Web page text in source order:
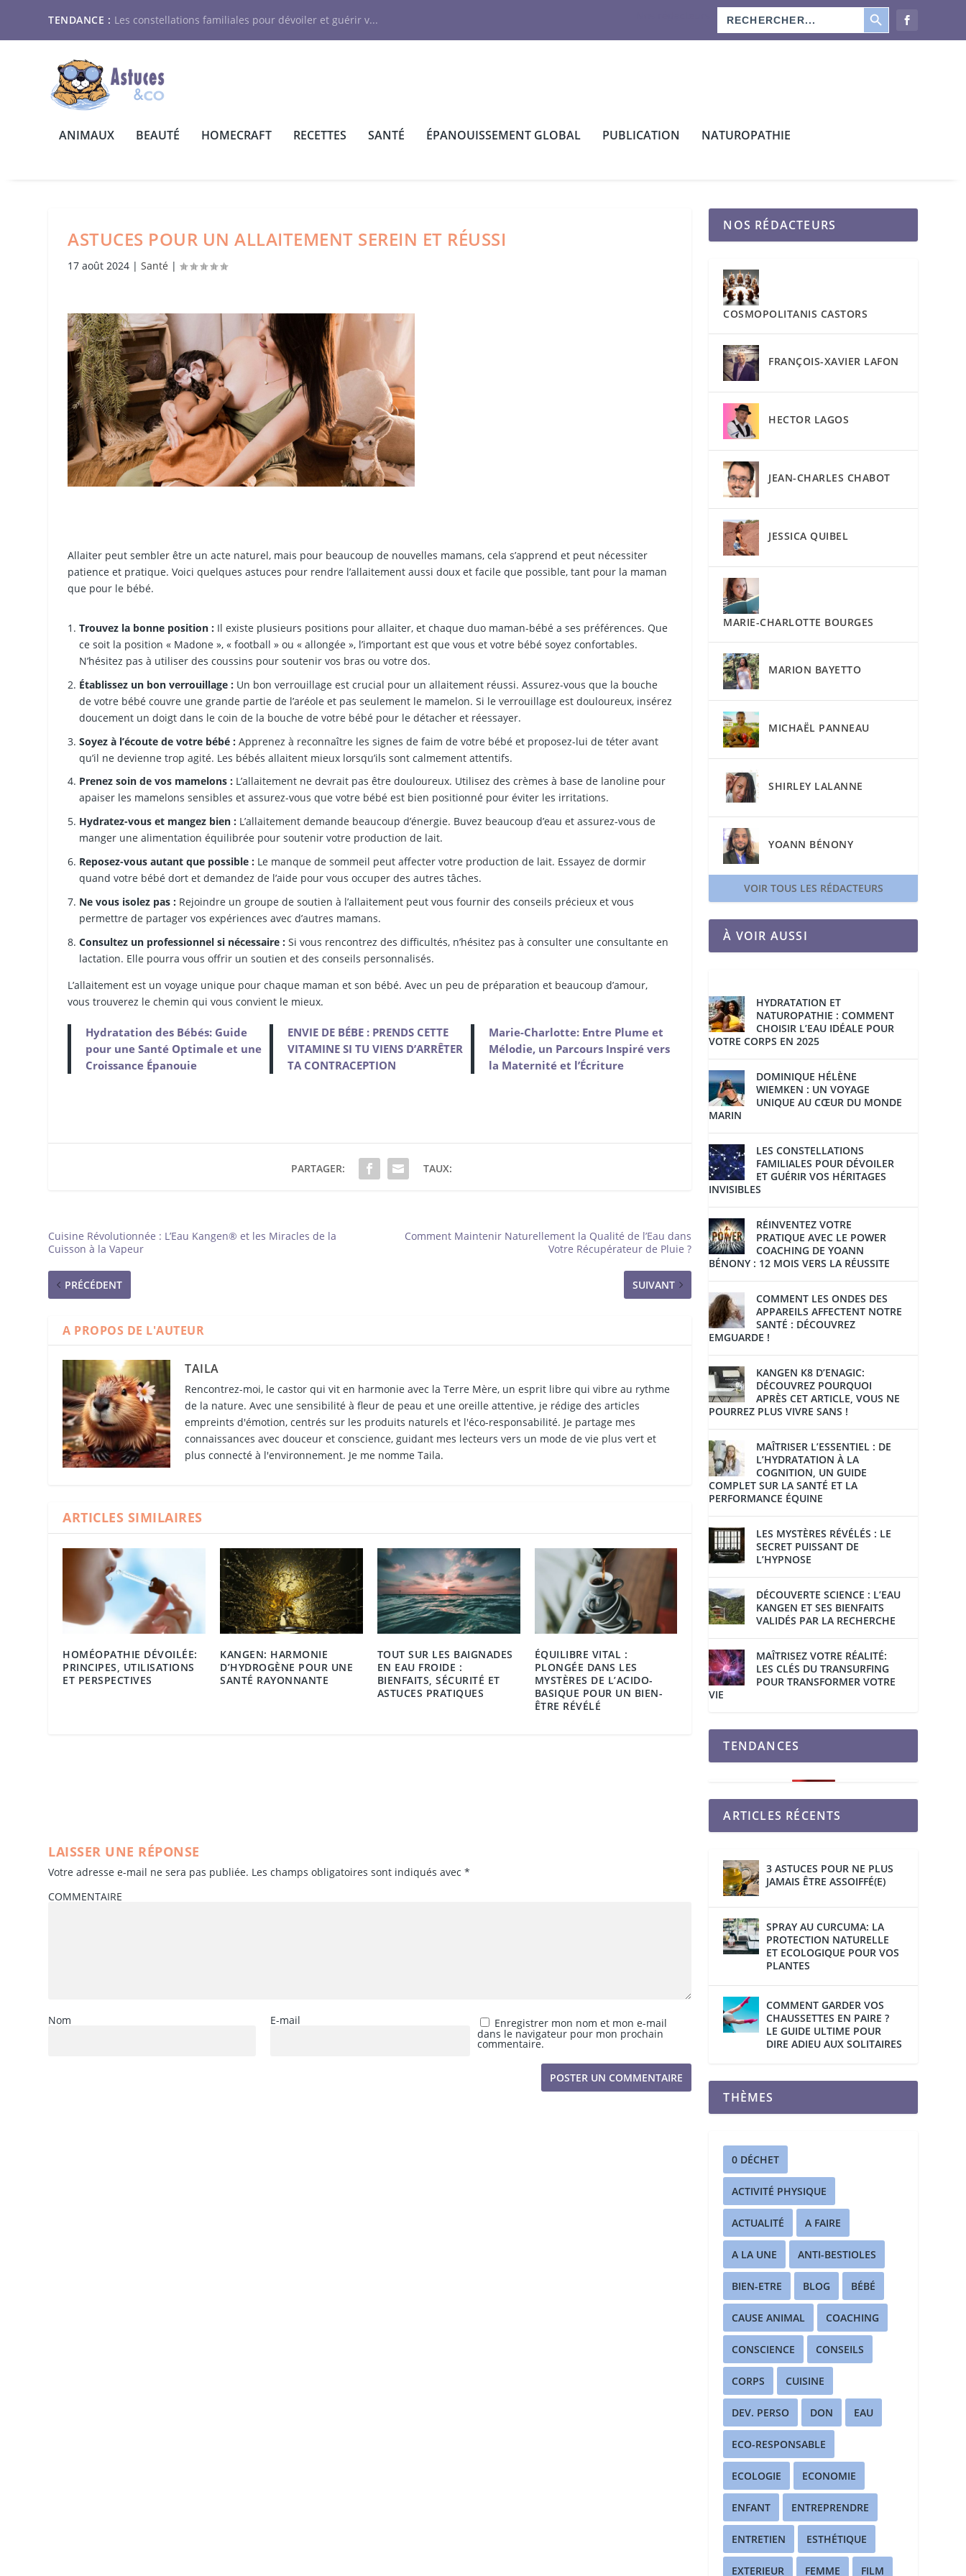
TENDANCE : Les constellations familiales pour dévoiler et guérir v...
Search
for:
SEARCH BUTTON
ANIMAUX BEAUTÉ HOMECRAFT RECETTES SANTÉ ÉPANOUISSEMENT GLOBAL PUBLICATION NATUROPATHIE
ASTUCES POUR UN ALLAITEMENT SEREIN ET RÉUSSI
17 août 2024 |Santé |
Allaiter peut sembler être un acte naturel, mais pour beaucoup de nouvelles mamans, cela s’apprend et peut nécessiter
patience et pratique. Voici quelques astuces pour rendre l’allaitement aussi doux et facile que possible, tant pour la maman
que pour le bébé.
Trouvez la bonne position : Il existe plusieurs positions pour allaiter, et chaque duo maman-bébé a ses préférences. Que
ce soit la position « Madone », « football » ou « allongée », l’important est que vous et votre bébé soyez confortables.
N’hésitez pas à utiliser des coussins pour soutenir vos bras ou votre dos.
Établissez un bon verrouillage : Un bon verrouillage est crucial pour un allaitement réussi. Assurez-vous que la bouche
de votre bébé couvre une grande partie de l’aréole et pas seulement le mamelon. Si le verrouillage est douloureux, insérez
doucement un doigt dans le coin de la bouche de votre bébé pour le détacher et réessayer.
Soyez à l’écoute de votre bébé : Apprenez à reconnaître les signes de faim de votre bébé et proposez-lui de téter avant
qu’il ne devienne trop agité. Les bébés allaitent mieux lorsqu’ils sont calmement attentifs.
Prenez soin de vos mamelons : L’allaitement ne devrait pas être douloureux. Utilisez des crèmes à base de lanoline pour
apaiser les mamelons sensibles et assurez-vous que votre bébé est bien positionné pour éviter les irritations.
Hydratez-vous et mangez bien : L’allaitement demande beaucoup d’énergie. Buvez beaucoup d’eau et assurez-vous de
manger une alimentation équilibrée pour soutenir votre production de lait.
Reposez-vous autant que possible : Le manque de sommeil peut affecter votre production de lait. Essayez de dormir
quand votre bébé dort et demandez de l’aide pour vous occuper des autres tâches.
Ne vous isolez pas : Rejoindre un groupe de soutien à l’allaitement peut vous fournir des conseils précieux et vous
permettre de partager vos expériences avec d’autres mamans.
Consultez un professionnel si nécessaire : Si vous rencontrez des difficultés, n’hésitez pas à consulter une consultante en
lactation. Elle pourra vous offrir un soutien et des conseils personnalisés.
L’allaitement est un voyage unique pour chaque maman et son bébé. Avec un peu de préparation et beaucoup d’amour,
vous trouverez le chemin qui vous convient le mieux.
Hydratation des Bébés: Guide
pour une Santé Optimale et une
Croissance Épanouie
ENVIE DE BÉBE : PRENDS CETTE
VITAMINE SI TU VIENS D’ARRÊTER
TA CONTRACEPTION
Marie-Charlotte: Entre Plume et
Mélodie, un Parcours Inspiré vers
la Maternité et l’Écriture
PARTAGER: TAUX:
Cuisine Révolutionnée : L’Eau Kangen® et les Miracles de la
Cuisson à la Vapeur
PRÉCÉDENT
Comment Maintenir Naturellement la Qualité de l’Eau dans
Votre Récupérateur de Pluie ?
SUIVANT
A PROPOS DE L'AUTEUR
TAILA
Rencontrez-moi, le castor qui vit en harmonie avec la Terre Mère, un esprit libre qui vibre au rythme
de la nature. Avec une sensibilité à fleur de peau et une oreille attentive, je rédige des articles
empreints d'émotion, centrés sur les produits naturels et l'éco-responsabilité. Je partage mes
connaissances avec douceur et conscience, guidant mes lecteurs vers un mode de vie plus vert et
plus connecté à l'environnement. Je me nomme Taila.
ARTICLES SIMILAIRES
HOMÉOPATHIE DÉVOILÉE:
PRINCIPES, UTILISATIONS
ET PERSPECTIVES
KANGEN: HARMONIE
D’HYDROGÈNE POUR UNE
SANTÉ RAYONNANTE
TOUT SUR LES BAIGNADES
EN EAU FROIDE :
BIENFAITS, SÉCURITÉ ET
ASTUCES PRATIQUES
ÉQUILIBRE VITAL :
PLONGÉE DANS LES
MYSTÈRES DE L’ACIDO-
BASIQUE POUR UN BIEN-
ÊTRE RÉVÉLÉ
LAISSER UNE RÉPONSE
Votre adresse e-mail ne sera pas publiée. Les champs obligatoires sont indiqués avec*
COMMENTAIRE
Nom E-mail Enregistrer mon nom et mon e-mail
dans le navigateur pour mon prochain
commentaire.
NOS RÉDACTEURS
COSMOPOLITANIS CASTORS
FRANÇOIS-XAVIER LAFON
HECTOR LAGOS
JEAN-CHARLES CHABOT
JESSICA QUIBEL
MARIE-CHARLOTTE BOURGES
MARION BAYETTO
MICHAËL PANNEAU
SHIRLEY LALANNE
YOANN BÉNONY
VOIR TOUS LES RÉDACTEURS
À VOIR AUSSI
HYDRATATION ET
NATUROPATHIE : COMMENT
CHOISIR L’EAU IDÉALE POUR
VOTRE CORPS EN 2025
DOMINIQUE HÉLÈNE
WIEMKEN : UN VOYAGE
UNIQUE AU CŒUR DU MONDE
MARIN
LES CONSTELLATIONS
FAMILIALES POUR DÉVOILER
ET GUÉRIR VOS HÉRITAGES
INVISIBLES
RÉINVENTEZ VOTRE
PRATIQUE AVEC LE POWER
COACHING DE YOANN
BÉNONY : 12 MOIS VERS LA RÉUSSITE
COMMENT LES ONDES DES
APPAREILS AFFECTENT NOTRE
SANTÉ : DÉCOUVREZ
EMGUARDE !
KANGEN K8 D’ENAGIC:
DÉCOUVREZ POURQUOI
APRÈS CET ARTICLE, VOUS NE
POURREZ PLUS VIVRE SANS !
MAÎTRISER L’ESSENTIEL : DE
L’HYDRATATION À LA
COGNITION, UN GUIDE
COMPLET SUR LA SANTÉ ET LA
PERFORMANCE ÉQUINE
LES MYSTÈRES RÉVÉLÉS : LE
SECRET PUISSANT DE
L’HYPNOSE
DÉCOUVERTE SCIENCE : L’EAU
KANGEN ET SES BIENFAITS
VALIDÉS PAR LA RECHERCHE
MAÎTRISEZ VOTRE RÉALITÉ:
LES CLÉS DU TRANSURFING
POUR TRANSFORMER VOTRE
VIE
TENDANCES
ARTICLES RÉCENTS
3 ASTUCES POUR NE PLUS
JAMAIS ÊTRE ASSOIFFÉ(E)
SPRAY AU CURCUMA: LA
PROTECTION NATURELLE
ET ECOLOGIQUE POUR VOS
PLANTES
COMMENT GARDER VOS
CHAUSSETTES EN PAIRE ?
LE GUIDE ULTIME POUR
DIRE ADIEU AUX SOLITAIRES
THÈMES
0 DÉCHET
ACTIVITÉ PHYSIQUE
ACTUALITÉ A FAIRE
A LA UNE ANTI-BESTIOLES
BIEN-ETRE BLOG BÉBÉ
CAUSE ANIMAL COACHING
CONSCIENCE CONSEILS
CORPS CUISINE
DEV. PERSO DON EAU
ECO-RESPONSABLE
ECOLOGIE ECONOMIE
ENFANT ENTREPRENDRE
ENTRETIEN ESTHÉTIQUE
EXTERIEUR FEMME FILM